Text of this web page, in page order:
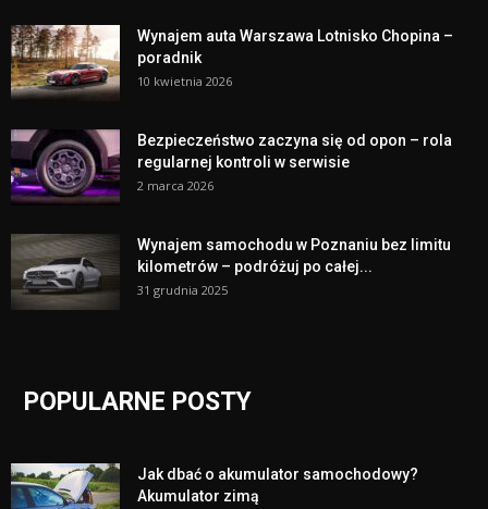
Wynajem auta Warszawa Lotnisko Chopina –
poradnik
10 kwietnia 2026
Bezpieczeństwo zaczyna się od opon – rola
regularnej kontroli w serwisie
2 marca 2026
Wynajem samochodu w Poznaniu bez limitu
kilometrów – podróżuj po całej...
31 grudnia 2025
POPULARNE POSTY
Jak dbać o akumulator samochodowy?
Akumulator zimą